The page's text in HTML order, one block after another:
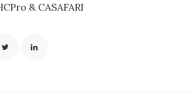
& CASAFARI